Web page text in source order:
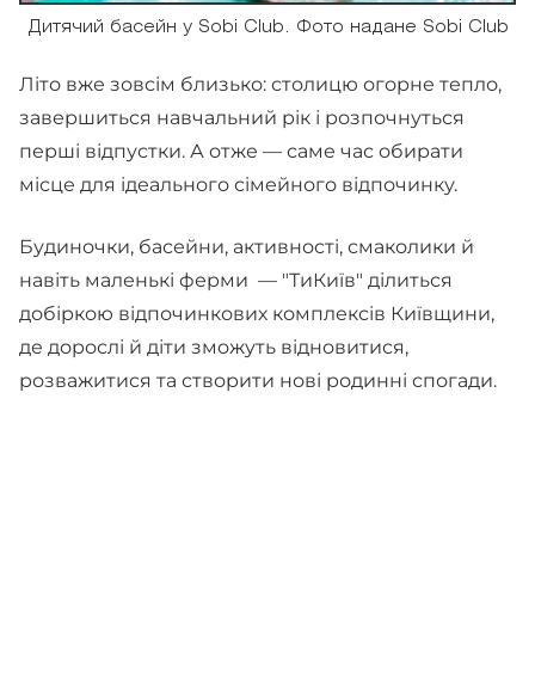
Дитячий басейн у Sobi Club. Фото надане Sobi Club
Літо вже зовсім близько: столицю огорне тепло,
завершиться навчальний рік і розпочнуться
перші відпустки. А отже — саме час обирати
місце для ідеального сімейного відпочинку.
Будиночки, басейни, активності, смаколики й
навіть маленькі ферми — "ТиКиїв" ділиться
добіркою відпочинкових комплексів Київщини,
де дорослі й діти зможуть відновитися,
розважитися та створити нові родинні спогади.